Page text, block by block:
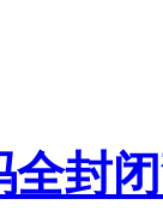
全封